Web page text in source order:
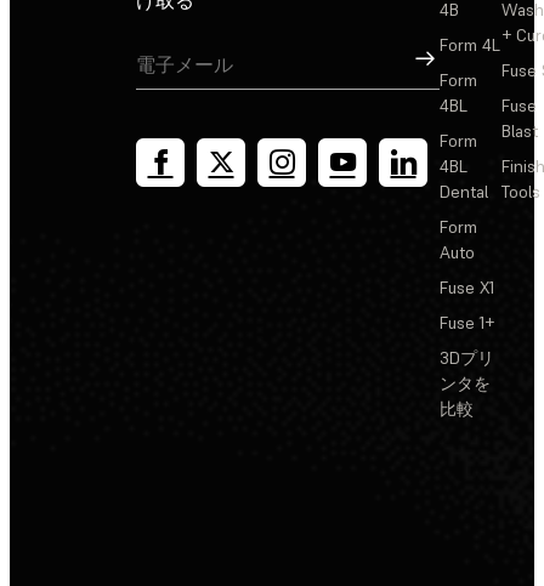
サインアップ
4B
Form 4L
Form
4BL
Form
4BL
Dental
Form
Auto
Fuse X1
Fuse 1+
3Dプリ
ンタを
比較
+
Fuse
Fuse
Blast
Tools